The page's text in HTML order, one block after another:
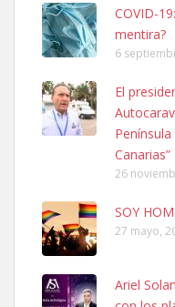
SHIBA PERDIDO AVDA
PERRO MACHO RAZA
06/07/2025 ZONA MESA
Leales.org » Gran Canaria
Ninfa perdida
COVID-
mentira?
6
El
Canarias”
26
SOY
27 mayo,
Ariel